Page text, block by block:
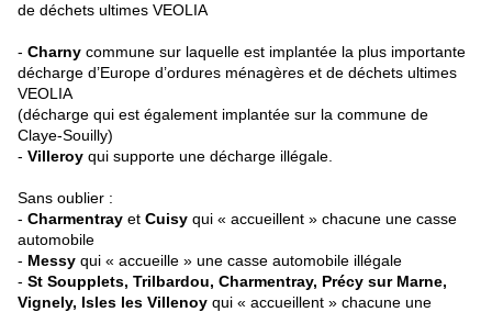
de déchets ultimes VEOLIA
- Charny commune sur laquelle est implantée la plus importante
décharge d’Europe d’ordures ménagères et de déchets ultimes
VEOLIA
(décharge qui est également implantée sur la commune de
Claye-Souilly)
- Villeroy qui supporte une décharge illégale.
Sans oublier :
- Charmentray et Cuisy qui « accueillent » chacune une casse
automobile
- Messy qui « accueille » une casse automobile illégale
- St Soupplets, Trilbardou, Charmentray, Précy sur Marne,
Vignely, Isles les Villenoy qui « accueillent » chacune une